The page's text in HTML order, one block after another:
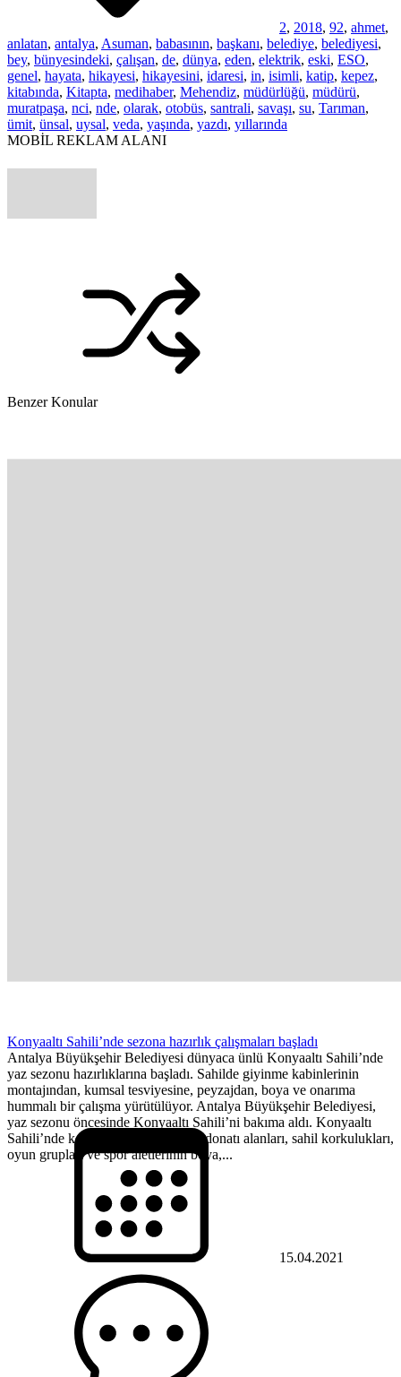
2, 2018, 92, ahmet,
anlatan, antalya, Asuman, babasının, başkanı, belediye, belediyesi,
bey, bünyesindeki, çalışan, de, dünya, eden, elektrik, eski, ESO,
genel, hayata, hikayesi, hikayesini, idaresi, in, isimli, katip, kepez,
kitabında, Kitapta, medihaber, Mehendiz, müdürlüğü, müdürü,
muratpaşa, nci, nde, olarak, otobüs, santrali, savaşı, su, Tarıman,
ümit, ünsal, uysal, veda, yaşında, yazdı, yıllarında
MOBİL REKLAM ALANI
Benzer Konular
Konyaaltı Sahili’nde sezona hazırlık çalışmaları başladı
Antalya Büyükşehir Belediyesi dünyaca ünlü Konyaaltı Sahili’nde
yaz sezonu hazırlıklarına başladı. Sahilde giyinme kabinlerinin
montajından, kumsal tesviyesine, peyzajdan, boya ve onarıma
hummalı bir çalışma yürütülüyor. Antalya Büyükşehir Belediyesi,
yaz sezonu öncesinde Konyaaltı Sahili’ni bakıma aldı. Konyaaltı
Sahili’nde kent mobilyaları, sosyal donatı alanları, sahil korkulukları,
oyun grupları ve spor aletlerinin boya,...
15.04.2021